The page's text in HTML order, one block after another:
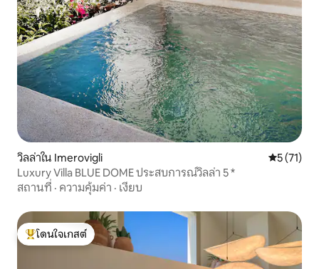
วิลล่าใน Imerovigli คะแนนเฉลี่
5 (71)
Luxury Villa BLUE DOME ประสบการณ์วิลล่า 5 *
สถานที่ · ความคุ้มค่า · เงียบ
โดนใจเกสต์ที่สุด
โดนใจเกสต์